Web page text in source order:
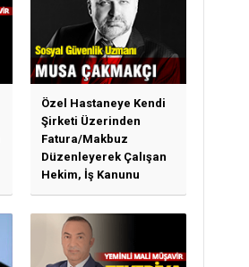
Özel Hastaneye Kendi
Şirketi Üzerinden
Fatura/Makbuz
Düzenleyerek Çalışan
Hekim, İş Kanunu
Hükümlerinden